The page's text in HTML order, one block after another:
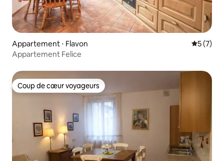
Appartement ⋅ Flavon
5 (7)
Appartement Felice
Coup de cœur voyageurs
Coup de cœur voyageurs